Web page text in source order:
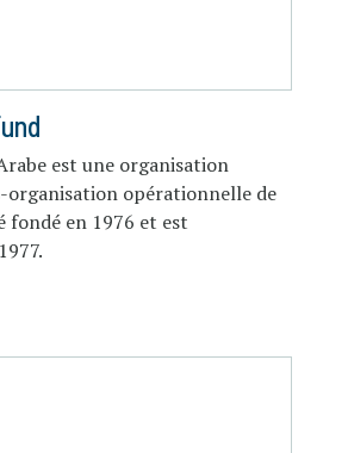
est une organisation
organisation opérationnelle de
fondé en 1976 et est